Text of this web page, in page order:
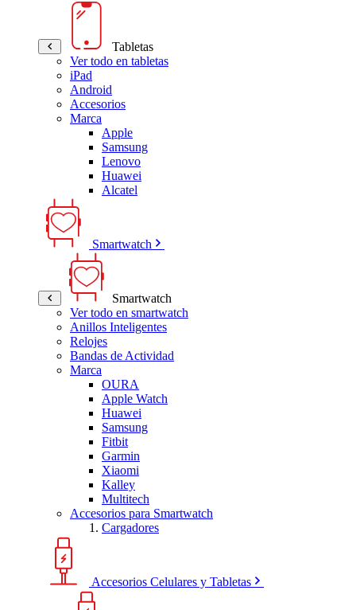
Tabletas
Ver todo en tabletas
iPad
Android
Accesorios
Marca
Apple
Samsung
Lenovo
Huawei
Alcatel
Smartwatch
Smartwatch
Ver todo en smartwatch
Anillos Inteligentes
Relojes
Bandas de Actividad
Marca
OURA
Apple Watch
Huawei
Samsung
Fitbit
Garmin
Xiaomi
Kalley
Multitech
Accesorios para Smartwatch
Cargadores
Accesorios Celulares y Tabletas